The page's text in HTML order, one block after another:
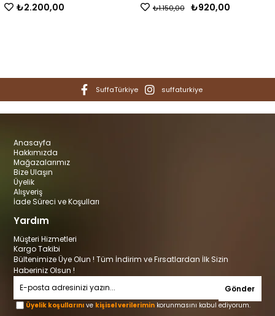
₺2.200,00 ₺920,00
₺1.150,00
SuffaTürkiye suffaturkiye
Anasayfa
Hakkımızda
Mağazalarımız
Bize Ulaşın
Üyelik
Alışveriş
İade Süreci ve Koşulları
Yardım
Müşteri Hizmetleri
Kargo Takibi
Bültenimize Üye Olun ! Tüm İndirim ve Fırsatlardan İlk Sizin
Haberiniz Olsun !
Gönder
Üyelik koşullarını ve kişisel verilerimin korunmasını kabul ediyorum.